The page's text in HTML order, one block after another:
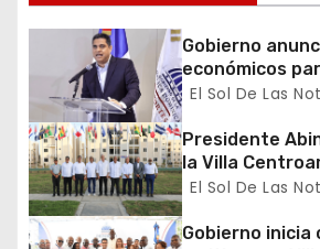
d
e
e
n
t
Gobierno
económicos
dominicanos en
El Sol De Las
Presidente
la Villa
Caribe para los
Santo Domingo
El Sol De Las
Gobierno inicia